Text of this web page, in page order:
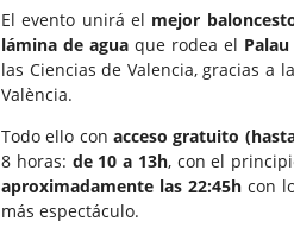
El evento unirá el mejor
lámina de aguaque rodea el
las Ciencias de Valencia, gracias a
València.
Todo ello conacceso gratuito
8 horas: de 10 a 13h, con el
aproximadamente las 22:45h con
más espectáculo.